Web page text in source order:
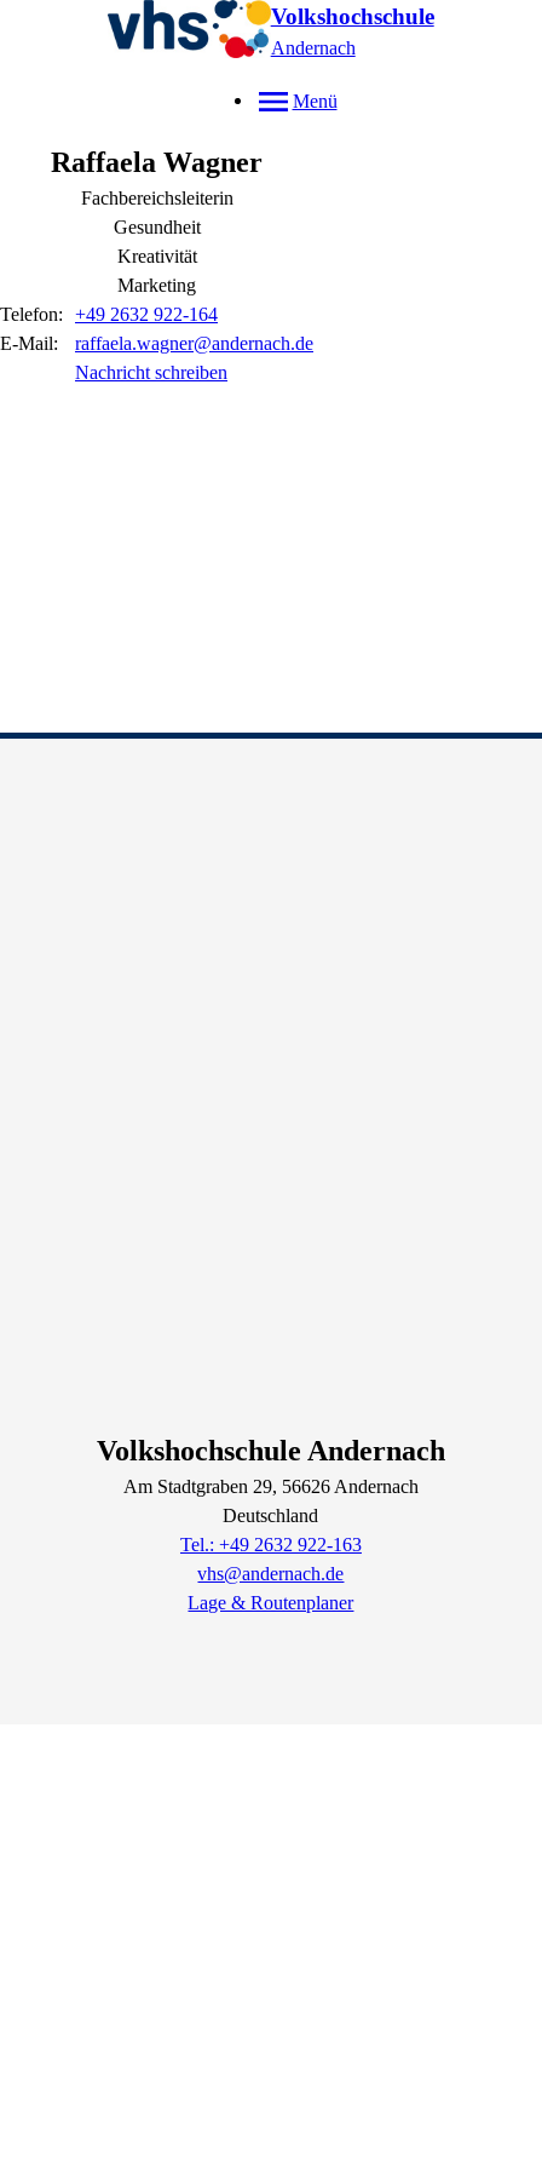
Volkshochschule
Andernach
Menü
Raffaela Wagner
Fachbereichsleiterin
Gesundheit
Kreativität
Marketing
Telefon:
+49 2632 922-164
E-Mail:
raffaela.wagner@andernach.de
Nachricht schreiben
Volkshochschule Andernach
Am Stadtgraben 29, 56626 Andernach
Deutschland
Tel.: +49 2632 922-163
vhs@andernach.de
Lage & Routenplaner